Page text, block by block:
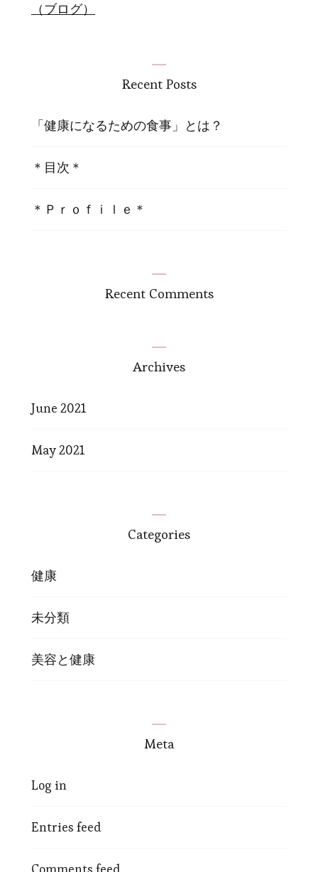
（ブログ）
Recent Posts
「健康になるための食事」とは？
＊目次＊
＊Ｐｒｏｆｉｌｅ＊
Recent Comments
Archives
June 2021
May 2021
Categories
健康
未分類
美容と健康
Meta
Log in
Entries feed